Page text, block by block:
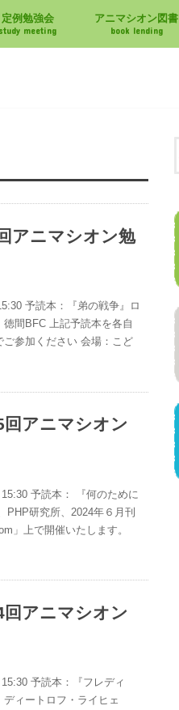
定例勉強会
study meeting
アニマシオン図書
book lending
アニマシオン勉
予読本：『弟の戦争』ロ
間BFC 上記予読本を各自
参加ください 会場：こど
アニマシオン
予読本： 『何のために
PHP研究所、2024年６月刊
」上で開催いたします。
アニマシオン
15:30 予読本：『フレディ
ディートロフ・ライヒェ